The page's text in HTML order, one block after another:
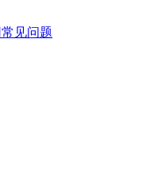
常见问题